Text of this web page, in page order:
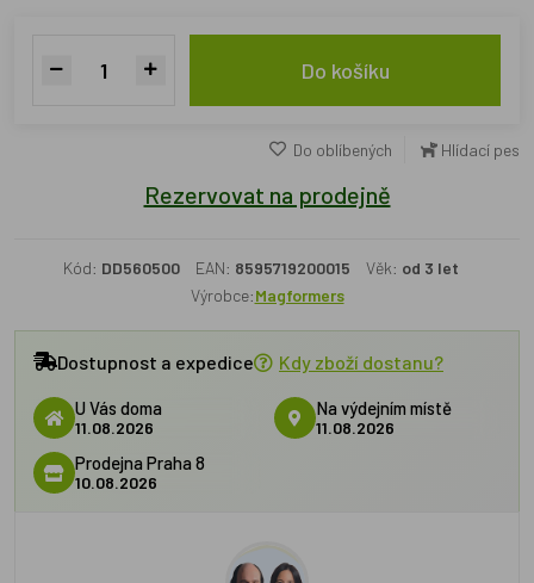
Do košíku
Do oblíbených Hlídací pes
Rezervovat na prodejně
Kód: DD560500 EAN: 8595719200015 Věk: od 3 let
Výrobce:Magformers
Dostupnost a expedice Kdy zboží dostanu?
U Vás doma
11.08.2026
Na výdejním místě
11.08.2026
Prodejna Praha 8
10.08.2026